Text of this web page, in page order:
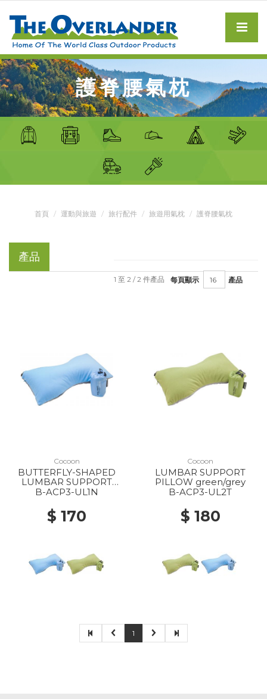
護脊腰氣枕
首頁 運動與旅遊 旅行配件 旅遊用氣枕 護脊腰氣枕
產品
每頁顯示 產品
1 至 2 / 2 件產品
Cocoon
BUTTERFLY-SHAPED
LUMBAR SUPPORT
MICROFIBER NEW
B-ACP3-UL1N
$ 170
Cocoon
LUMBAR SUPPORT
PILLOW green/grey
B-ACP3-UL2T
$ 180
1